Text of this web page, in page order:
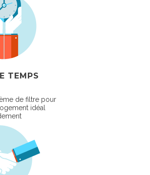
TEMPS
de filtre pour
idéal